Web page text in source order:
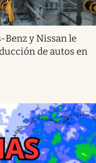
Benz y Nissan le
de autos en